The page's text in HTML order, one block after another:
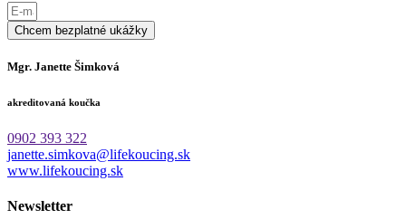
Chcem bezplatné ukážky
Mgr. Janette Šimková
akreditovaná koučka
0902 393 322
janette.simkova@lifekoucing.sk
www.lifekoucing.sk
Newsletter